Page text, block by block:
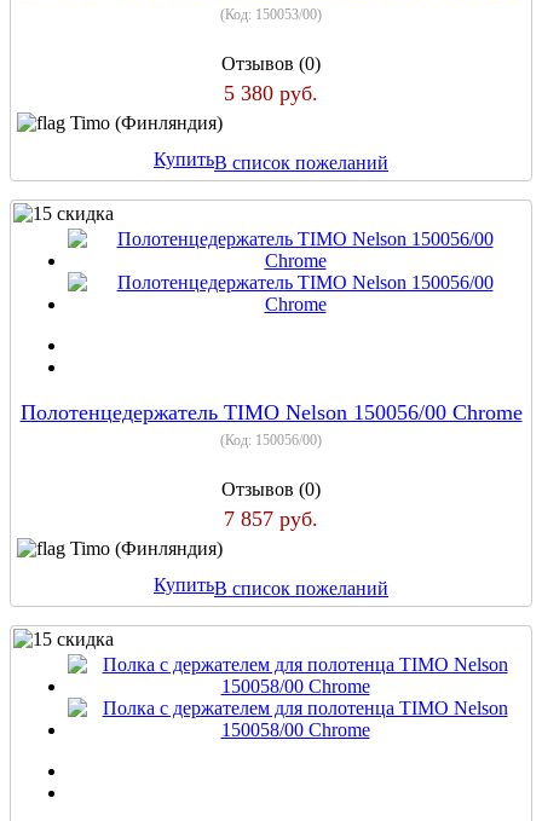
(Код: 150053/00)
Отзывов (0)
5 380 руб.
Timo (Финляндия)
КупитьВ список пожеланий
Полотенцедержатель TIMO Nelson 150056/00 Chrome
(Код: 150056/00)
Отзывов (0)
7 857 руб.
Timo (Финляндия)
КупитьВ список пожеланий